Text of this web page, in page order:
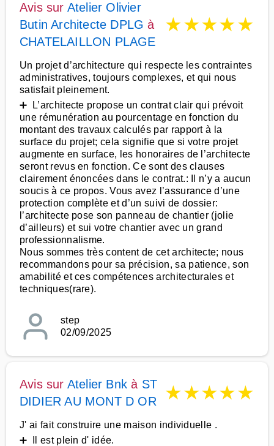
Avis sur Atelier Olivier
Butin Architecte DPLG à
CHATELAILLON PLAGE
★★★★★
Un projet d’architecture qui respecte les contraintes
administratives, toujours complexes, et qui nous
satisfait pleinement.
➕ L’architecte propose un contrat clair qui prévoit
une rémunération au pourcentage en fonction du
montant des travaux calculés par rapport à la
surface du projet; cela signifie que si votre projet
augmente en surface, les honoraires de l’architecte
seront revus en fonction. Ce sont des clauses
clairement énoncées dans le contrat.: Il n’y a aucun
soucis à ce propos. Vous avez l’assurance d’une
protection complète et d’un suivi de dossier:
l’architecte pose son panneau de chantier (jolie
d’ailleurs) et sui votre chantier avec un grand
professionnalisme.
Nous sommes très content de cet architecte; nous
recommandons pour sa précision, sa patience, son
amabilité et ces compétences architecturales et
techniques(rare).
step
02/09/2025
Avis sur Atelier Bnk à ST
DIDIER AU MONT D OR
★★★★★
J' ai fait construire une maison individuelle .
➕ Il est plein d' idée.